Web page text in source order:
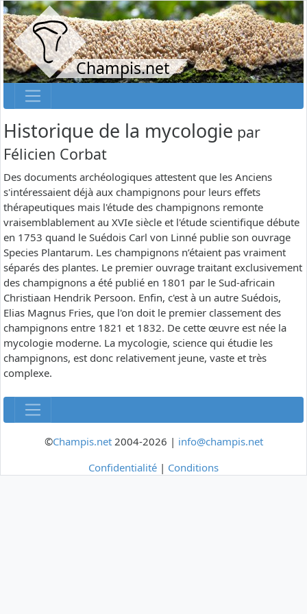
Champis.net
Historique de la mycologie par
Félicien Corbat
Des documents archéologiques attestent que les Anciens
s'intéressaient déjà aux champignons pour leurs effets
thérapeutiques mais l'étude des champignons remonte
vraisemblablement au XVIe siècle et l'étude scientifique débute
en 1753 quand le Suédois Carl von Linné publie son ouvrage
Species Plantarum. Les champignons n’étaient pas vraiment
séparés des plantes. Le premier ouvrage traitant exclusivement
des champignons a été publié en 1801 par le Sud-africain
Christiaan Hendrik Persoon. Enfin, c'est à un autre Suédois,
Elias Magnus Fries, que l'on doit le premier classement des
champignons entre 1821 et 1832. De cette œuvre est née la
mycologie moderne. La mycologie, science qui étudie les
champignons, est donc relativement jeune, vaste et très
complexe.
©Champis.net2004-2026 | info@champis.net
Confidentialité | Conditions